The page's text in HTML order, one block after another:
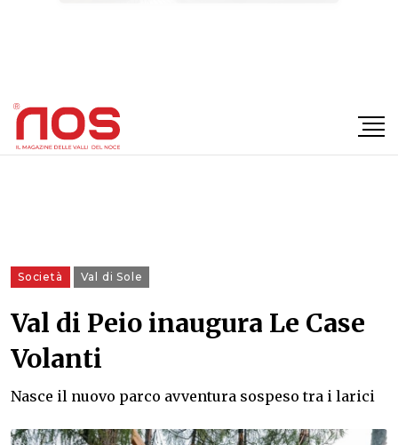
Società Val di Sole
Val di Peio inaugura Le Case
Volanti
Nasce il nuovo parco avventura sospeso tra i larici